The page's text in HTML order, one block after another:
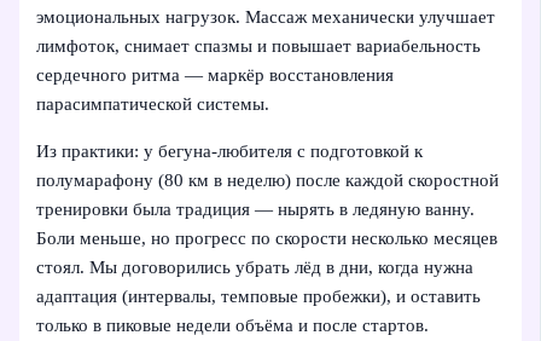
эмоциональных нагрузок. Массаж механически улучшает
лимфоток, снимает спазмы и повышает вариабельность
сердечного ритма — маркёр восстановления
парасимпатической системы.
Из практики: у бегуна-любителя с подготовкой к
полумарафону (80 км в неделю) после каждой скоростной
тренировки была традиция — нырять в ледяную ванну.
Боли меньше, но прогресс по скорости несколько месяцев
стоял. Мы договорились убрать лёд в дни, когда нужна
адаптация (интервалы, темповые пробежки), и оставить
только в пиковые недели объёма и после стартов.